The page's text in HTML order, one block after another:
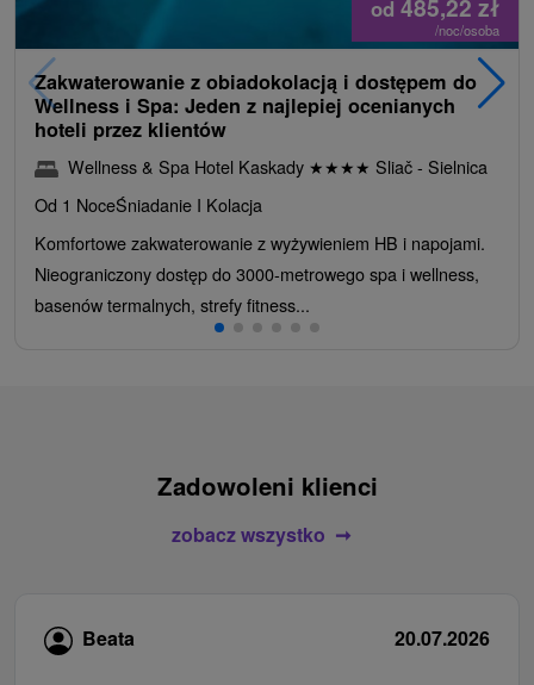
od 485,22 zł
/noc/osoba
Zakwaterowanie z obiadokolacją i dostępem do
Wellness i Spa: Jeden z najlepiej ocenianych
hoteli przez klientów
Wellness & Spa Hotel Kaskady ★★★★ Sliač - Sielnica
Od 1 NoceŚniadanie I Kolacja
Komfortowe zakwaterowanie z wyżywieniem HB i napojami.
Nieograniczony dostęp do 3000-metrowego spa i wellness,
basenów termalnych, strefy fitness...
Zadowoleni klienci
zobacz wszystko
Beata 20.07.2026